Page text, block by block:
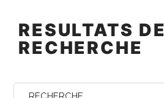
RESULTATS DE
RECHERCHE